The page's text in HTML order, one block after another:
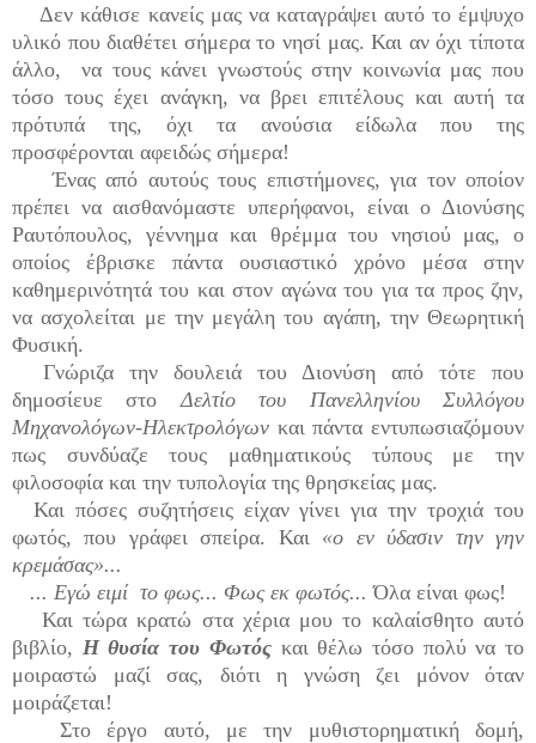
Δεν κάθισε κανείς μας να καταγράψει αυτό το έμψυχο
υλικό που διαθέτει σήμερα το νησί μας.Και αν όχι τίποτα
άλλο, να τους κάνει γνωστούς στην κοινωνία μας που
τόσο τους έχει ανάγκη, να βρει επιτέλους και αυτή τα
πρότυπά της, όχι τα ανούσια είδωλα που της
προσφέρονται αφειδώς σήμερα!
Ένας από αυτούς τους επιστήμονες, για τον οποίον
πρέπει να αισθανόμαστε υπερήφανοι, είναι ο Διονύσης
Ραυτόπουλος, γέννημα και θρέμμα του νησιού μας, ο
οποίος έβρισκε πάντα ουσιαστικό χρόνο μέσα στην
καθημερινότητά του και στον αγώνα του για τα προς ζην,
να ασχολείται με την μεγάλη του αγάπη, την Θεωρητική
Φυσική.
Γνώριζα την δουλειά του Διονύση από τότε που
δημοσίευε στο Δελτίο του Πανελληνίου Συλλόγου
Μηχανολόγων-Ηλεκτρολόγων και πάντα εντυπωσιαζόμουν
πως συνδύαζε τους μαθηματικούς τύπους με την
φιλοσοφία και την τυπολογία της θρησκείας μας.
Και πόσες συζητήσεις είχαν γίνει για την τροχιά του
φωτός, που γράφει σπείρα. Και «ο εν ύδασιν την γην
κρεμάσας»...
... Εγώ ειμί το φως... Φως εκ φωτός...Όλα είναι φως!
Και τώρα κρατώ στα χέρια μου το καλαίσθητο αυτό
βιβλίο, Η θυσία του Φωτόςκαι θέλω τόσο πολύ να το
μοιραστώ μαζί σας, διότι η γνώση ζει μόνον όταν
μοιράζεται!
Στο έργο αυτό, με την μυθιστορηματική δομή,